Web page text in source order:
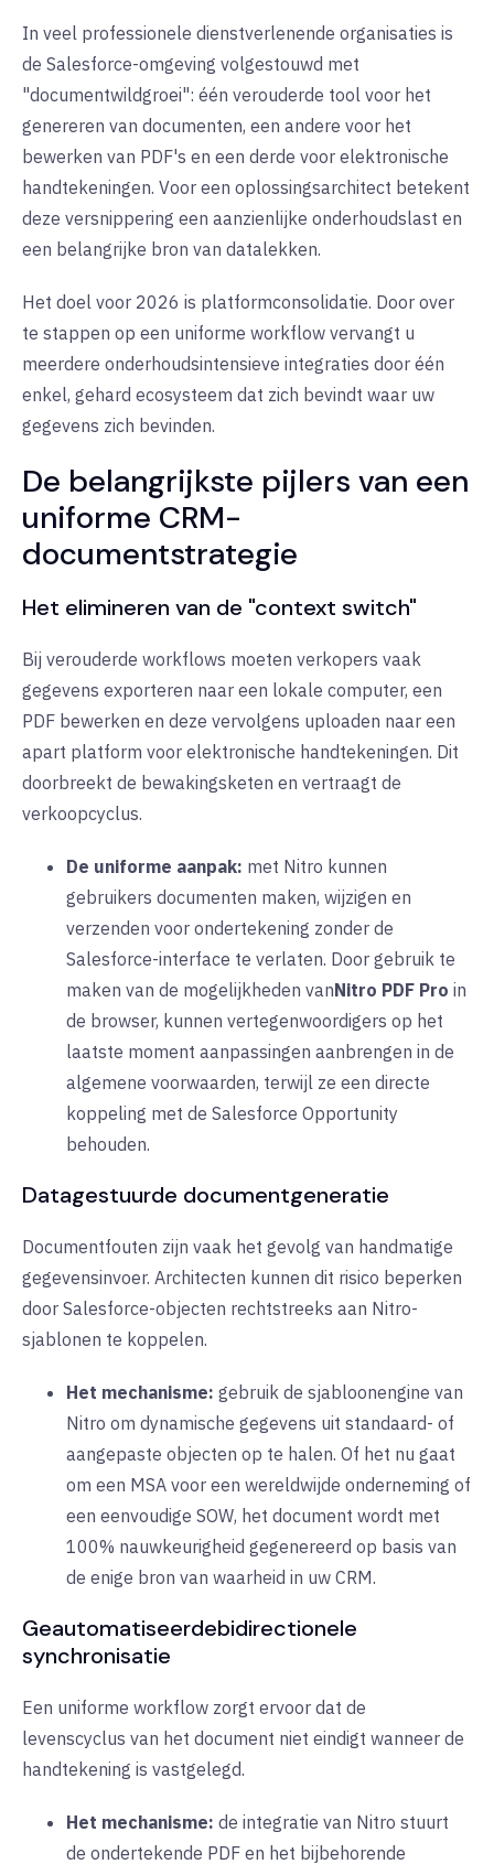
In veel professionele dienstverlenende organisaties is
de Salesforce-omgeving volgestouwd met
"documentwildgroei": één verouderde tool voor het
genereren van documenten, een andere voor het
bewerken van PDF's en een derde voor elektronische
handtekeningen. Voor een oplossingsarchitect betekent
deze versnippering een aanzienlijke onderhoudslast en
een belangrijke bron van datalekken.
Het doel voor 2026 is platformconsolidatie. Door over
te stappen op een uniforme workflow vervangt u
meerdere onderhoudsintensieve integraties door één
enkel, gehard ecosysteem dat zich bevindt waar uw
gegevens zich bevinden.
De belangrijkste pijlers van een
uniforme CRM-
documentstrategie
Het elimineren van de "context switch"
Bij verouderde workflows moeten verkopers vaak
gegevens exporteren naar een lokale computer, een
PDF bewerken en deze vervolgens uploaden naar een
apart platform voor elektronische handtekeningen. Dit
doorbreekt de bewakingsketen en vertraagt de
verkoopcyclus.
De uniforme aanpak: met Nitro kunnen
gebruikers documenten maken, wijzigen en
verzenden voor ondertekening zonder de
Salesforce-interface te verlaten. Door gebruik te
maken van de mogelijkheden vanNitro PDF Pro in
de browser, kunnen vertegenwoordigers op het
laatste moment aanpassingen aanbrengen in de
algemene voorwaarden, terwijl ze een directe
koppeling met de Salesforce Opportunity
behouden.
Datagestuurde documentgeneratie
Documentfouten zijn vaak het gevolg van handmatige
gegevensinvoer. Architecten kunnen dit risico beperken
door Salesforce-objecten rechtstreeks aan Nitro-
sjablonen te koppelen.
Het mechanisme: gebruik de sjabloonengine van
Nitro om dynamische gegevens uit standaard- of
aangepaste objecten op te halen. Of het nu gaat
om een MSA voor een wereldwijde onderneming of
een eenvoudige SOW, het document wordt met
100% nauwkeurigheid gegenereerd op basis van
de enige bron van waarheid in uw CRM.
Geautomatiseerdebidirectionele
synchronisatie
Een uniforme workflow zorgt ervoor dat de
levenscyclus van het document niet eindigt wanneer de
handtekening is vastgelegd.
Het mechanisme: de integratie van Nitro stuurt
de ondertekende PDF en het bijbehorende